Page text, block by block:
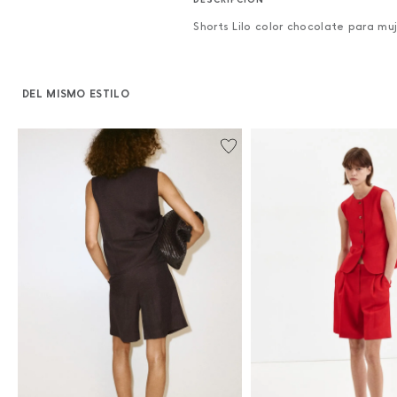
Shorts Lilo color chocolate para
DEL MISMO ESTILO